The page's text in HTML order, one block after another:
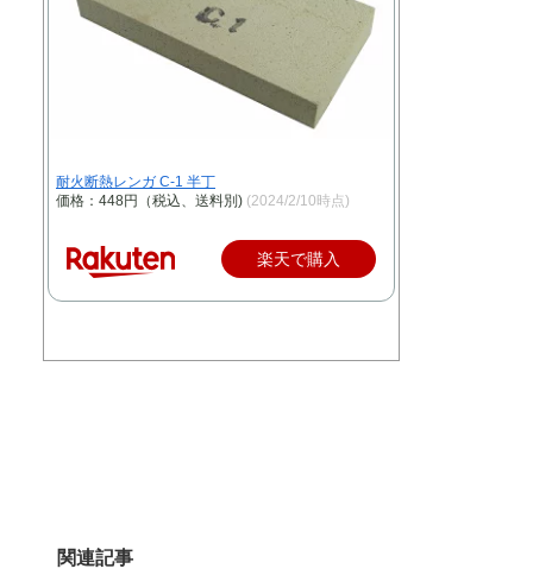
耐火断熱レンガ C-1 半丁
価格：448円（税込、送料別) (2024/2/10時点)
楽天で購入
関連記事